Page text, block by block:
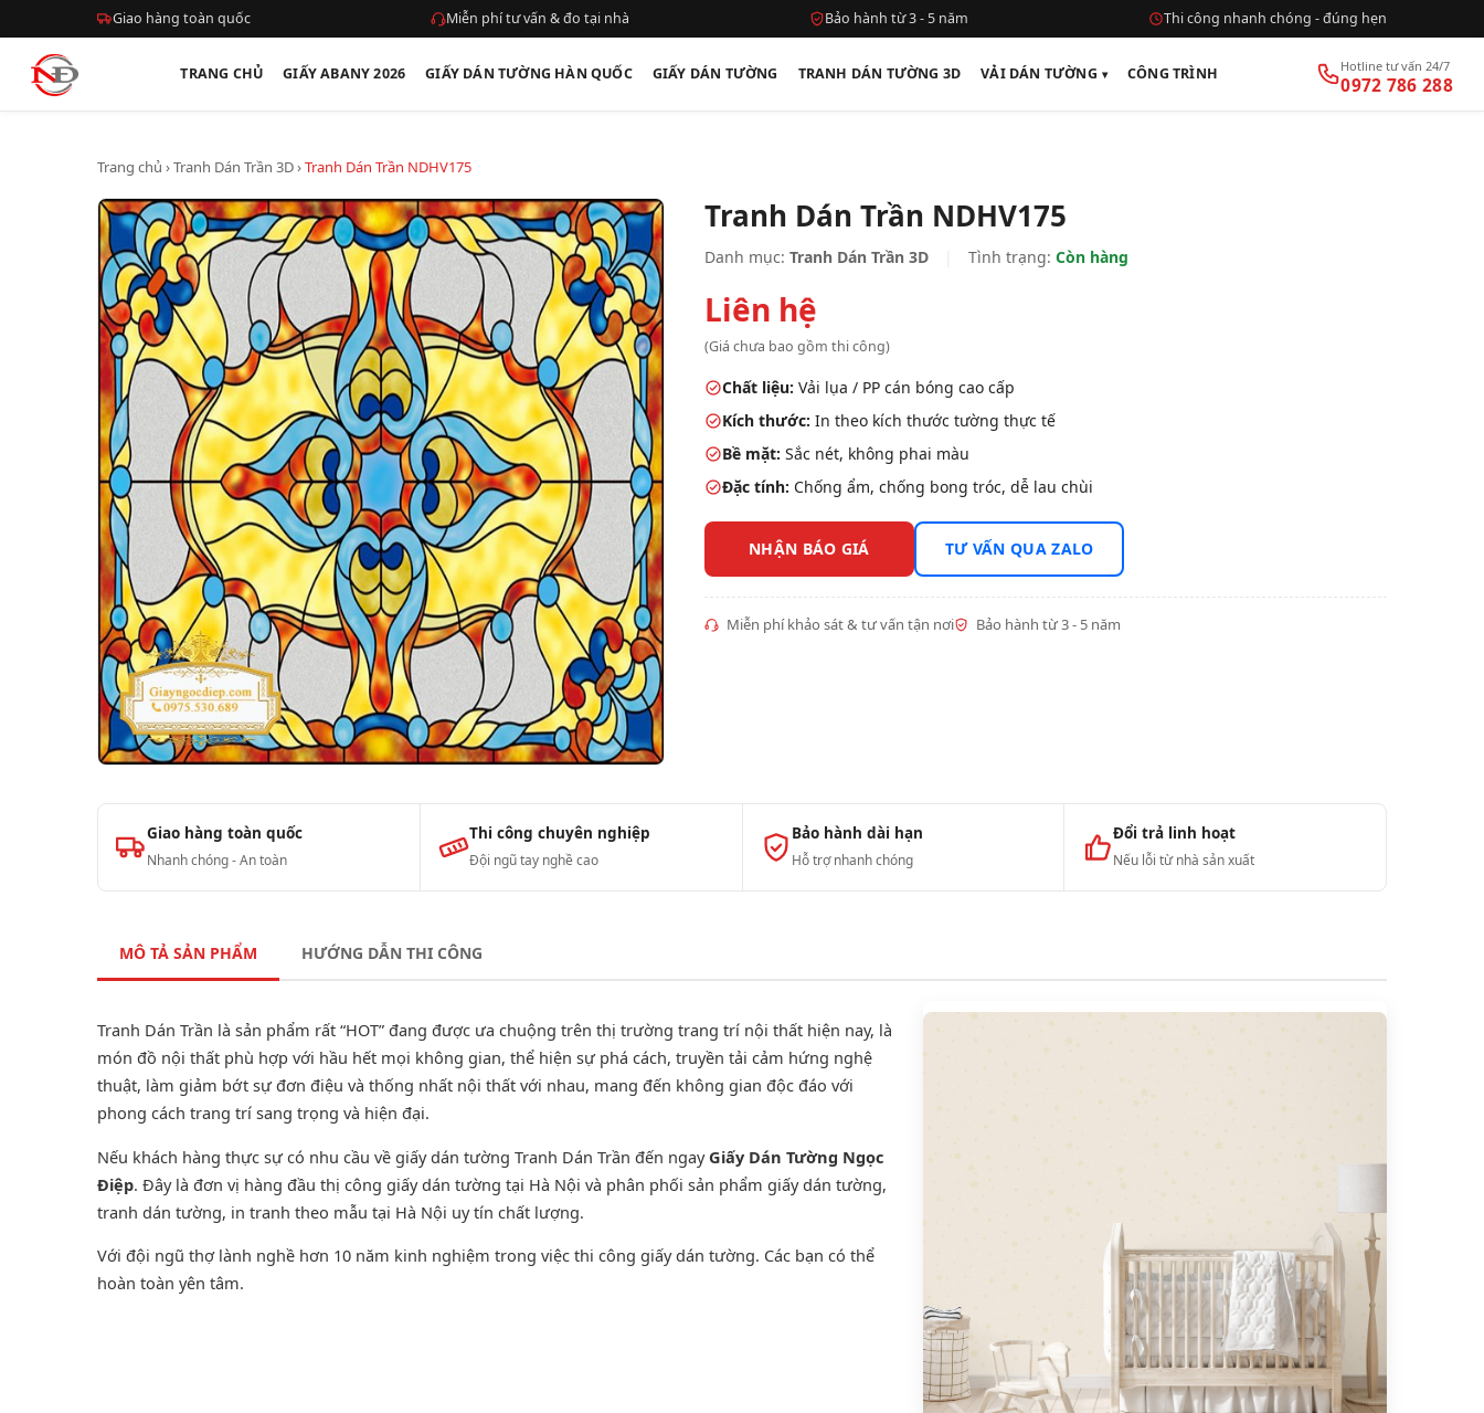
Giao hàng toàn quốc Miễn phí tư vấn & đo tại nhà Bảo hành từ 3 - 5 năm Thi công nhanh chóng - đúng hẹn
TRANG CHỦ GIẤY ABANY 2026 GIẤY DÁN TƯỜNG HÀN QUỐC GIẤY DÁN TƯỜNG TRANH DÁN TƯỜNG 3D VẢI DÁN TƯỜNG CÔNG TRÌNH Hotline tư vấn 24/7
0972 786 288
Trang chủ ›Tranh Dán Trần 3D›Tranh Dán Trần NDHV175
Tranh Dán Trần NDHV175
Danh mục: Tranh Dán Trần 3D Tình trạng: Còn hàng
Liên hệ
(Giá chưa bao gồm thi công)
Chất liệu: Vải lụa / PP cán bóng cao cấp
Kích thước: In theo kích thước tường thực tế
Bề mặt: Sắc nét, không phai màu
Đặc tính: Chống ẩm, chống bong tróc, dễ lau chùi
NHẬN BÁO GIÁ TƯ VẤN QUA ZALO
Miễn phí khảo sát & tư vấn tận nơi Bảo hành từ 3 - 5 năm
Giao hàng toàn quốc
Nhanh chóng - An toàn
Thi công chuyên nghiệp
Đội ngũ tay nghề cao
Bảo hành dài hạn
Hỗ trợ nhanh chóng
Đổi trả linh hoạt
Nếu lỗi từ nhà sản xuất
MÔ TẢ SẢN PHẨM HƯỚNG DẪN THI CÔNG
Tranh Dán Trần là sản phẩm rất “HOT” đang được ưa chuộng trên thị trường trang trí nội thất hiện nay, là
món đồ nội thất phù hợp với hầu hết mọi không gian, thể hiện sự phá cách, truyền tải cảm hứng nghệ
thuật, làm giảm bớt sự đơn điệu và thống nhất nội thất với nhau, mang đến không gian độc đáo với
phong cách trang trí sang trọng và hiện đại.
Nếu khách hàng thực sự có nhu cầu về giấy dán tường Tranh Dán Trần đến ngayGiấy Dán Tường Ngọc
Điệp. Đây là đơn vị hàng đầu thị công giấy dán tường tại Hà Nội và phân phối sản phẩm giấy dán tường,
tranh dán tường, in tranh theo mẫu tại Hà Nội uy tín chất lượng.
Với đội ngũ thợ lành nghề hơn 10 năm kinh nghiệm trong việc thi công giấy dán tường. Các bạn có thể
hoàn toàn yên tâm.